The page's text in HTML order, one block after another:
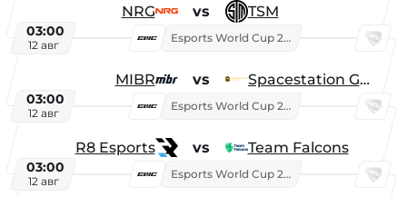
NRG vs TSM
03:00
12 авг
Esports World Cup 2026
MIBR vs Spacestation Gaming
03:00
12 авг
Esports World Cup 2026
R8 Esports vs Team Falcons
03:00
12 авг
Esports World Cup 2026